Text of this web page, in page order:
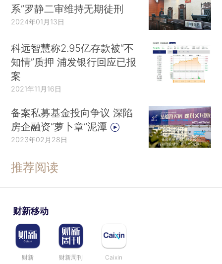
系”罗静二审维持无期徒刑
2024年01月13日
科远智慧称2.95亿存款被“不
知情”质押 浦发银行回应已报
案
2021年11月16日
备案私募基金投向争议 深陷
房企融资“萝卜章”泥潭
2023年02月28日
推荐阅读
财新移动
财新 财新周刊 Caixin